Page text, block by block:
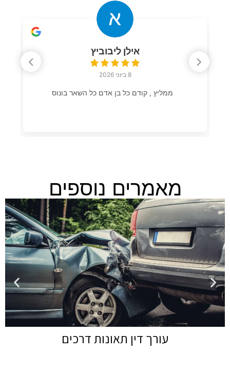
אילן ליבוביץ
8 ביוני 2026
ממליץ , קודם כל בן אדם כל השאר בונוס
מאמרים נוספים
עורך דין תאונות דרכים